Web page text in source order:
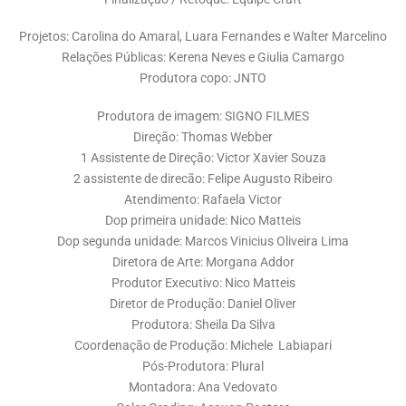
Projetos: Carolina do Amaral, Luara Fernandes e Walter Marcelino
Relações Públicas: Kerena Neves e Giulia Camargo
Produtora copo: JNTO
Produtora de imagem: SIGNO FILMES
Direção: Thomas Webber
1 Assistente de Direção: Victor Xavier Souza
2 assistente de direcão: Felipe Augusto Ribeiro
Atendimento: Rafaela Victor
Dop primeira unidade: Nico Matteis
Dop segunda unidade: Marcos Vinicius Oliveira Lima
Diretora de Arte: Morgana Addor
Produtor Executivo: Nico Matteis
Diretor de Produção: Daniel Oliver
Produtora: Sheila Da Silva
Coordenação de Produção: Michele Labiapari
Pós-Produtora: Plural
Montadora: Ana Vedovato